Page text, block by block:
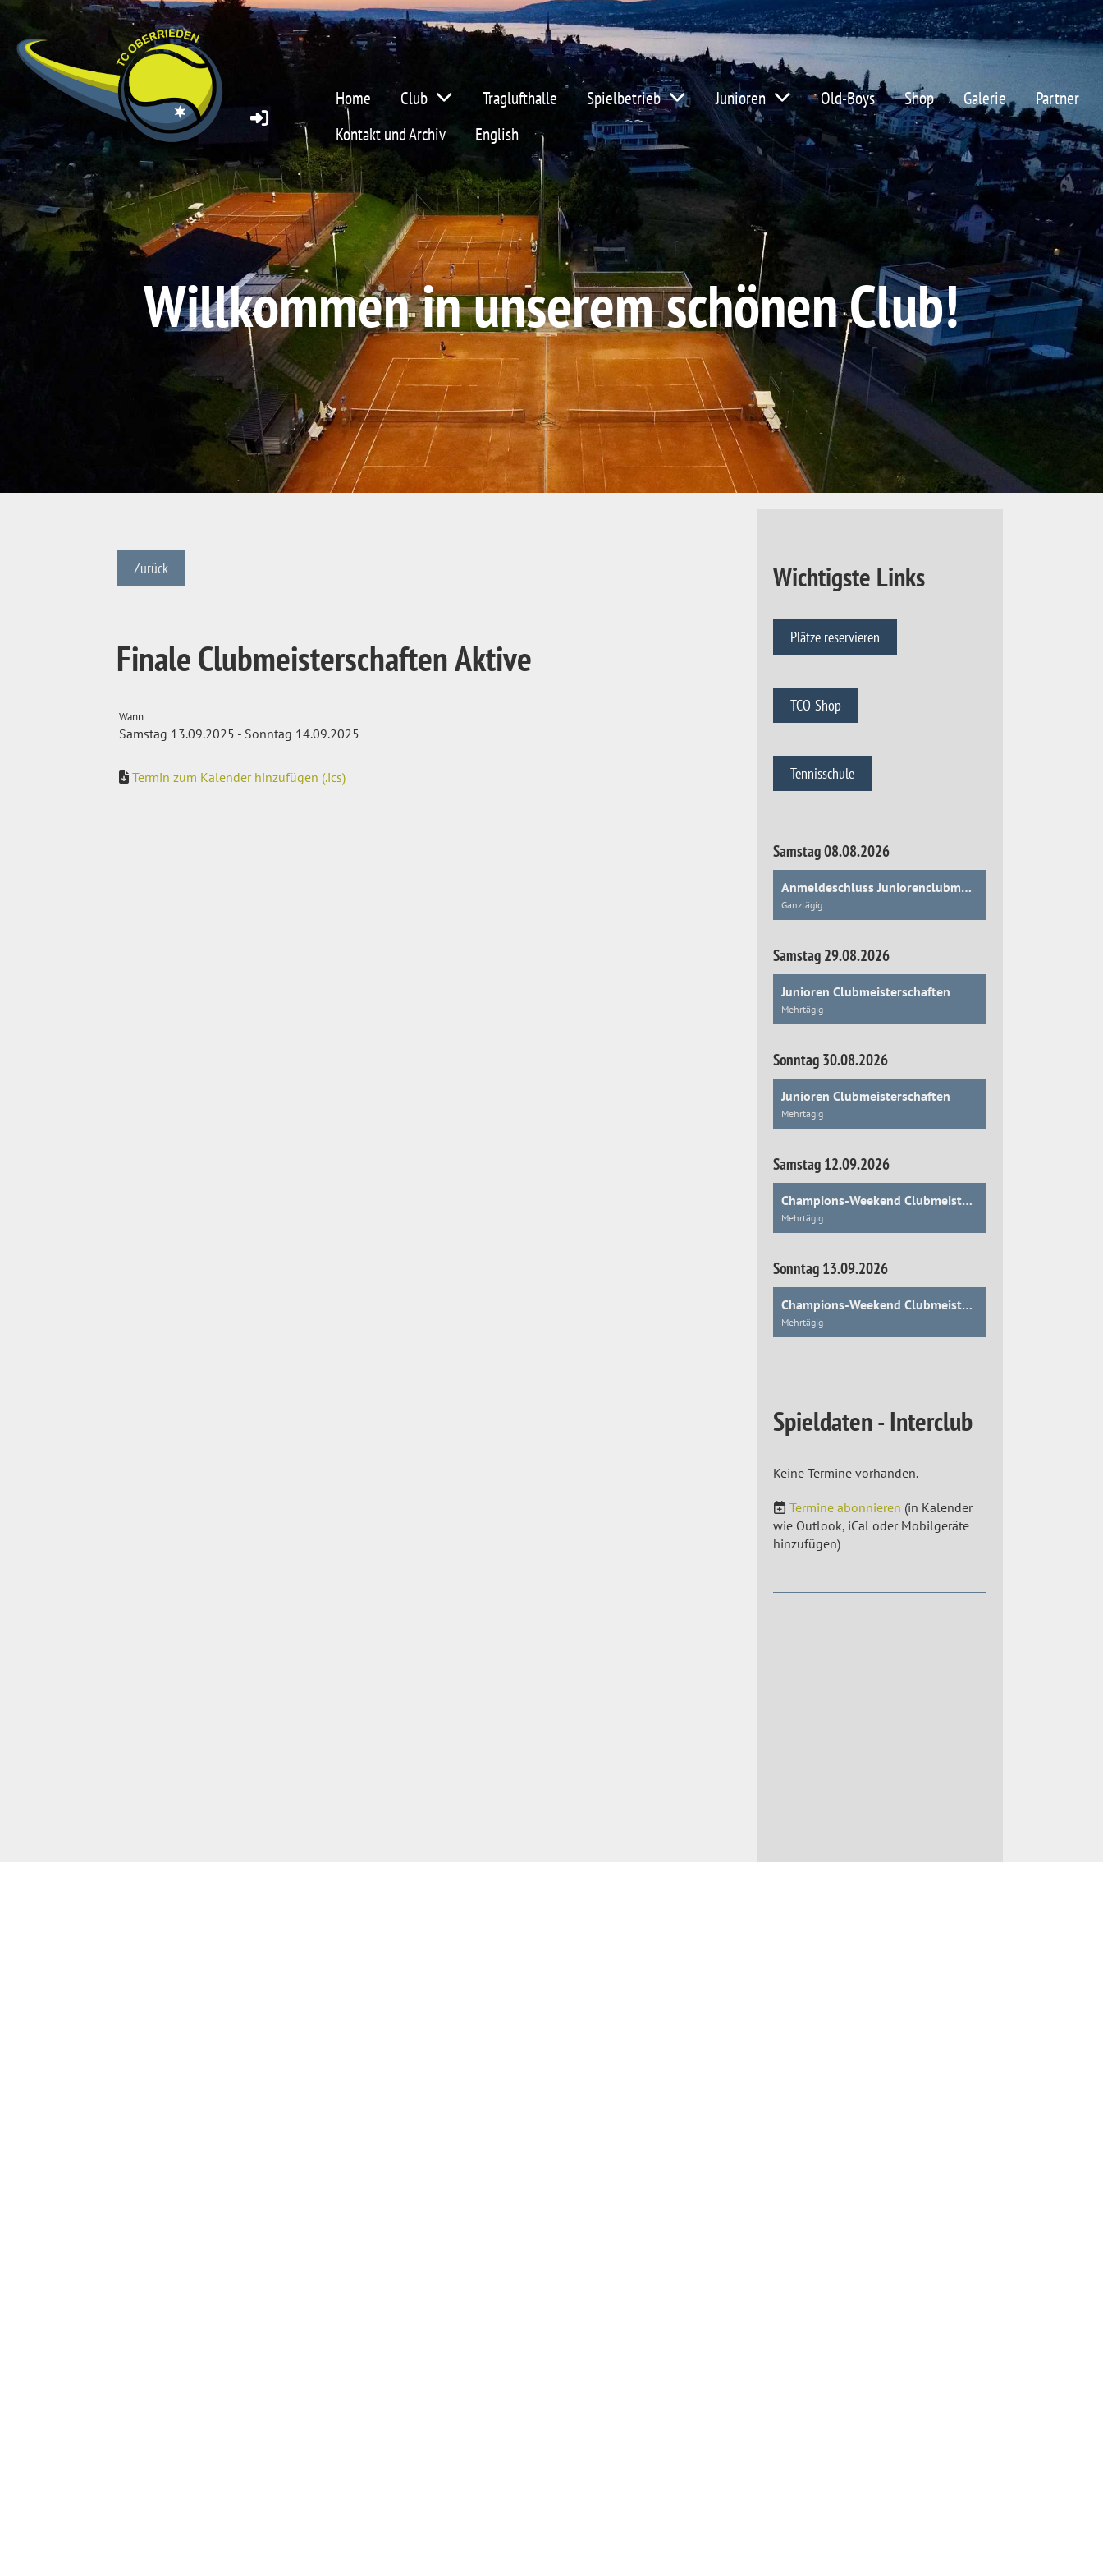
Home Club Traglufthalle Spielbetrieb Junioren Old-Boys Shop Galerie
Partner
Kontakt und Archiv
English
Willkommen in unserem schönen Club!
Zurück
Finale Clubmeisterschaften Aktive
Wann
Samstag 13.09.2025 - Sonntag 14.09.2025
Termin zum Kalender hinzufügen (.ics)
Wichtigste Links
Plätze reservieren
TCO-Shop
Tennisschule
Samstag 08.08.2026
Anmeldeschluss Juniorenclubmeisterschaften
Ganztägig
Samstag 29.08.2026
Junioren Clubmeisterschaften
Mehrtägig
Sonntag 30.08.2026
Junioren Clubmeisterschaften
Mehrtägig
Samstag 12.09.2026
Champions-Weekend Clubmeisterschaften
Mehrtägig
Sonntag 13.09.2026
Champions-Weekend Clubmeisterschaften
Mehrtägig
Spieldaten - Interclub
Keine Termine vorhanden.
Termine abonnieren (in Kalender
wie Outlook, iCal oder Mobilgeräte
hinzufügen)